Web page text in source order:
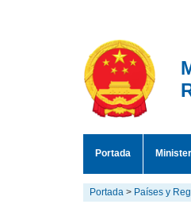
Portada
Portada > Países y